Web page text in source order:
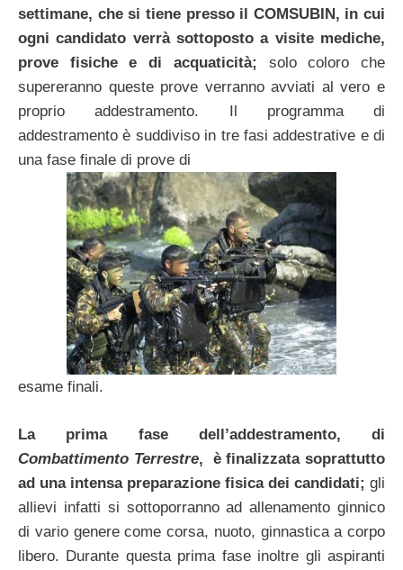
settimane, che si tiene presso il COMSUBIN, in cui
ogni candidato verrà sottoposto a visite mediche,
prove fisiche e di acquaticità; solo coloro che
supereranno queste prove verranno avviati al vero e
proprio addestramento. Il programma di
addestramento è suddiviso in tre fasi addestrative e di
una fase finale di prove di
esame finali.
La prima fase dell’addestramento, di
Combattimento Terrestre, è finalizzata soprattutto
ad una intensa preparazione fisica dei candidati; gli
allievi infatti si sottoporranno ad allenamento ginnico
di vario genere come corsa, nuoto, ginnastica a corpo
libero. Durante questa prima fase inoltre gli aspiranti